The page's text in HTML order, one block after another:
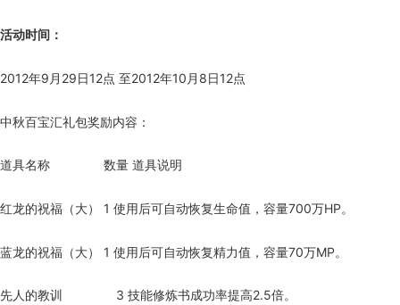
活动时间：
2012年9月29日12点 至2012年10月8日12点
中秋百宝汇礼包奖励内容：
道具名称 数量 道具说明
红龙的祝福（大） 1 使用后可自动恢复生命值，容量700万HP。
蓝龙的祝福（大） 1 使用后可自动恢复精力值，容量70万MP。
先人的教训 3 技能修炼书成功率提高2.5倍。